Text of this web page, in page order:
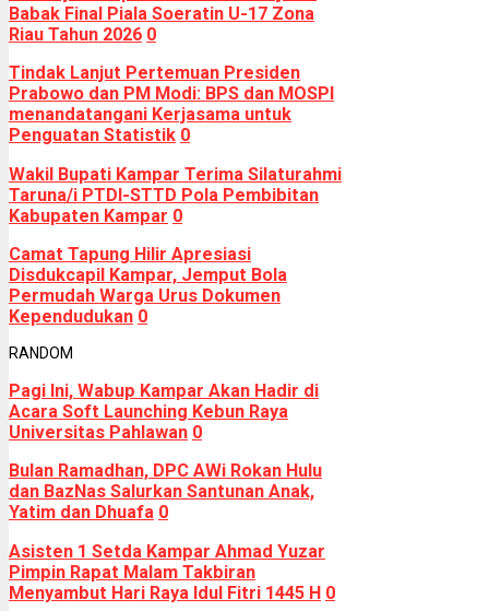
Babak Final Piala Soeratin U-17 Zona
Riau Tahun 2026 0
Tindak Lanjut Pertemuan Presiden
Prabowo dan PM Modi: BPS dan MOSPI
menandatangani Kerjasama untuk
Penguatan Statistik 0
Wakil Bupati Kampar Terima Silaturahmi
Taruna/i PTDI-STTD Pola Pembibitan
Kabupaten Kampar 0
Camat Tapung Hilir Apresiasi
Disdukcapil Kampar, Jemput Bola
Permudah Warga Urus Dokumen
Kependudukan 0
RANDOM
Pagi Ini, Wabup Kampar Akan Hadir di
Acara Soft Launching Kebun Raya
Universitas Pahlawan 0
Bulan Ramadhan, DPC AWi Rokan Hulu
dan BazNas Salurkan Santunan Anak,
Yatim dan Dhuafa 0
Asisten 1 Setda Kampar Ahmad Yuzar
Pimpin Rapat Malam Takbiran
Menyambut Hari Raya Idul Fitri 1445 H 0